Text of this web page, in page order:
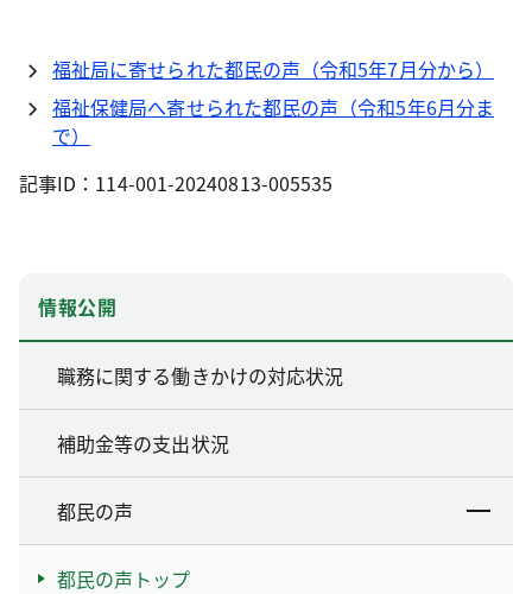
福祉局に寄せられた都民の声（令和5年7月分から）
福祉保健局へ寄せられた都民の声（令和5年6月分ま
で）
記事ID：114-001-20240813-005535
情報公開
職務に関する働きかけの対応状況
補助金等の支出状況
都民の声
都民の声トップ